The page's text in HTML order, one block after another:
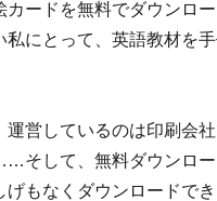
カードを無料でダウンロ
私にとって、英語教材を
運営しているのは印刷会
そして、無料ダウンロ
げもなくダウンロードで